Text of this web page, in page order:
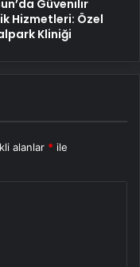
Güvenilir
Hizmetleri: Özel
Kliniği
alanlar * ile